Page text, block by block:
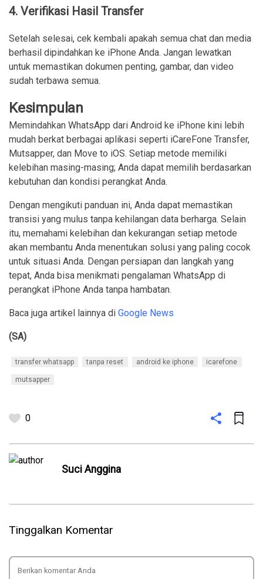
4. Verifikasi Hasil Transfer
Setelah selesai, cek kembali apakah semua chat dan media
berhasil dipindahkan ke iPhone Anda. Jangan lewatkan
untuk memastikan dokumen penting, gambar, dan video
sudah terbawa semua.
Kesimpulan
Memindahkan WhatsApp dari Android ke iPhone kini lebih
mudah berkat berbagai aplikasi seperti iCareFone Transfer,
Mutsapper, dan Move to iOS. Setiap metode memiliki
kelebihan masing-masing; Anda dapat memilih berdasarkan
kebutuhan dan kondisi perangkat Anda.
Dengan mengikuti panduan ini, Anda dapat memastikan
transisi yang mulus tanpa kehilangan data berharga. Selain
itu, memahami kelebihan dan kekurangan setiap metode
akan membantu Anda menentukan solusi yang paling cocok
untuk situasi Anda. Dengan persiapan dan langkah yang
tepat, Anda bisa menikmati pengalaman WhatsApp di
perangkat iPhone Anda tanpa hambatan.
Baca juga artikel lainnya di Google News
(SA)
transfer whatsapp tanpa reset android ke iphone icarefone
mutsapper
0
Suci Anggina
Tinggalkan Komentar